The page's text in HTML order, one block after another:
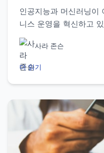
인공지능과 머신러닝이
니스 운영을 혁신하고
사라 존슨
더 읽기